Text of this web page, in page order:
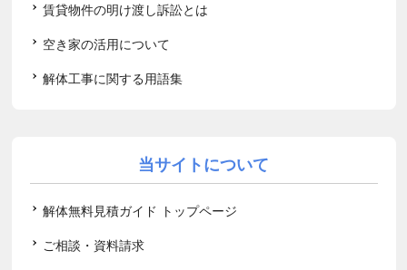
賃貸物件の明け渡し訴訟とは
空き家の活用について
解体工事に関する用語集
当サイトについて
解体無料見積ガイド トップページ
ご相談・資料請求